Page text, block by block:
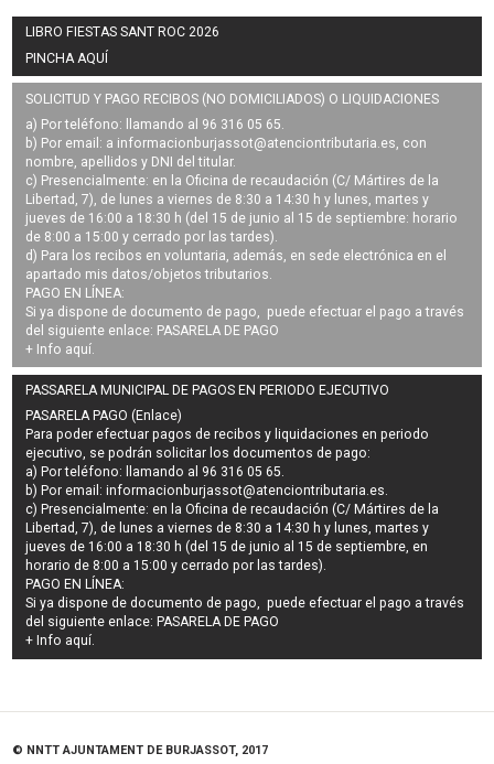
LIBRO FIESTAS SANT ROC 2026
PINCHA AQUÍ
SOLICITUD Y PAGO RECIBOS (NO DOMICILIADOS) O LIQUIDACIONES
a) Por teléfono: llamando al 96 316 05 65.
b) Por email: a informacionburjassot@atenciontributaria.es, con
nombre, apellidos y DNI del titular.
c) Presencialmente: en la Oficina de recaudación (C/ Mártires de la
Libertad, 7), de lunes a viernes de 8:30 a 14:30 h y lunes, martes y
jueves de 16:00 a 18:30 h (del 15 de junio al 15 de septiembre: horario
de 8:00 a 15:00 y cerrado por las tardes).
d) Para los recibos en voluntaria, además, en sede electrónica en el
apartado mis datos/objetos tributarios.
PAGO EN LÍNEA:
Si ya dispone de documento de pago, puede efectuar el pago a través
del siguiente enlace: PASARELA DE PAGO
+ Info aquí.
PASSARELA MUNICIPAL DE PAGOS EN PERIODO EJECUTIVO
PASARELA PAGO (Enlace)
Para poder efectuar pagos derecibos y liquidaciones en periodo
ejecutivo, se podrán solicitar los documentos de pago:
a) Por teléfono: llamando al 96 316 05 65.
b) Por email:informacionburjassot@atenciontributaria.es.
c) Presencialmente: en la Oficina de recaudación (C/ Mártires de la
Libertad, 7), de lunes a viernes de 8:30 a 14:30 h y lunes, martes y
jueves de 16:00 a 18:30 h (del 15 de junio al 15 de septiembre, en
horario de 8:00 a 15:00 y cerrado por las tardes).
PAGO EN LÍNEA:
Si ya dispone de documento de pago, puede efectuar el pago a través
del siguiente enlace: PASARELA DE PAGO
+ Info aquí.
© NNTT AJUNTAMENT DE BURJASSOT, 2017